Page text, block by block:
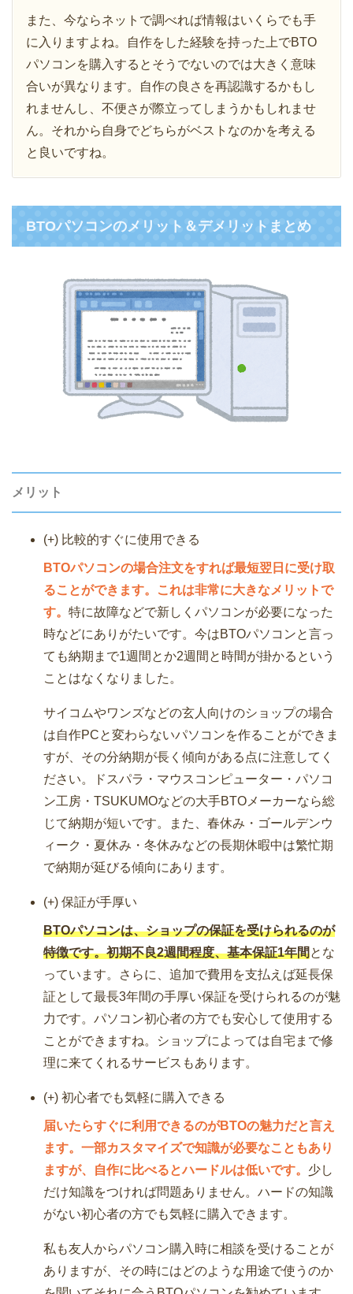
また、今ならネットで調べれば情報はいくらでも手
に入りますよね。自作をした経験を持った上でBTO
パソコンを購入するとそうでないのでは大きく意味
合いが異なります。自作の良さを再認識するかもし
れませんし、不便さが際立ってしまうかもしれませ
ん。それから自身でどちらがベストなのかを考える
と良いですね。
BTOパソコンのメリット＆デメリットまとめ
メリット
(+) 比較的すぐに使用できる
BTOパソコンの場合注文をすれば最短翌日に受け取
ることができます。これは非常に大きなメリットで
す。 特に故障などで新しくパソコンが必要になった
時などにありがたいです。今はBTOパソコンと言っ
ても納期まで1週間とか2週間と時間が掛かるという
ことはなくなりました。
サイコムやワンズなどの玄人向けのショップの場合
は自作PCと変わらないパソコンを作ることができま
すが、その分納期が長く傾向がある点に注意してく
ださい。ドスパラ・マウスコンピューター・パソコ
ン工房・TSUKUMOなどの大手BTOメーカーなら総
じて納期が短いです。また、春休み・ゴールデンウ
ィーク・夏休み・冬休みなどの長期休暇中は繁忙期
で納期が延びる傾向にあります。
(+) 保証が手厚い
BTOパソコンは、ショップの保証を受けられるのが
特徴です。初期不良2週間程度、基本保証1年間とな
っています。さらに、追加で費用を支払えば延長保
証として最長3年間の手厚い保証を受けられるのが魅
力です。パソコン初心者の方でも安心して使用する
ことができますね。ショップによっては自宅まで修
理に来てくれるサービスもあります。
(+) 初心者でも気軽に購入できる
届いたらすぐに利用できるのがBTOの魅力だと言え
ます。一部カスタマイズで知識が必要なこともあり
ますが、自作に比べるとハードルは低いです。 少し
だけ知識をつければ問題ありません。ハードの知識
がない初心者の方でも気軽に購入できます。
私も友人からパソコン購入時に相談を受けることが
ありますが、その時にはどのような用途で使うのか